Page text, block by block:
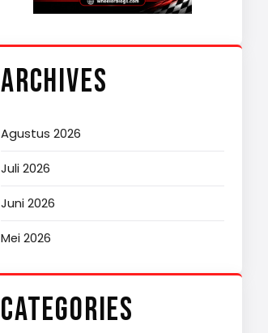
ARCHIVES
Agustus 2026
Juli 2026
Juni 2026
Mei 2026
CATEGORIES